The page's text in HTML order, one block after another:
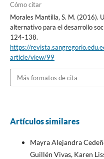
Cómo citar
Morales Mantilla, S. M. (2016).
alternativo para el desarrollo
124-138.
https://
article/view/99
Más formatos de cita
Artículos similares
Mayra Alejandra
Guillén Vivas, Karen